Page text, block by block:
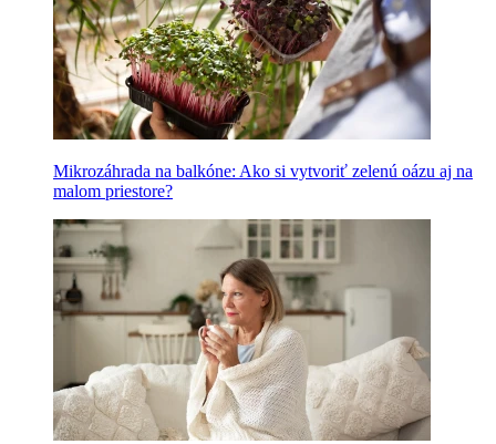
Mikrozáhrada na balkóne: Ako si vytvoriť zelenú oázu aj na
malom priestore?